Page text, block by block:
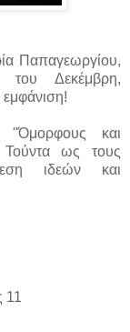
Παπαγεωργίου,
του Δεκέμβρη,
εμφάνιση!
και
Τούντα ως τους
ιδεών και
11